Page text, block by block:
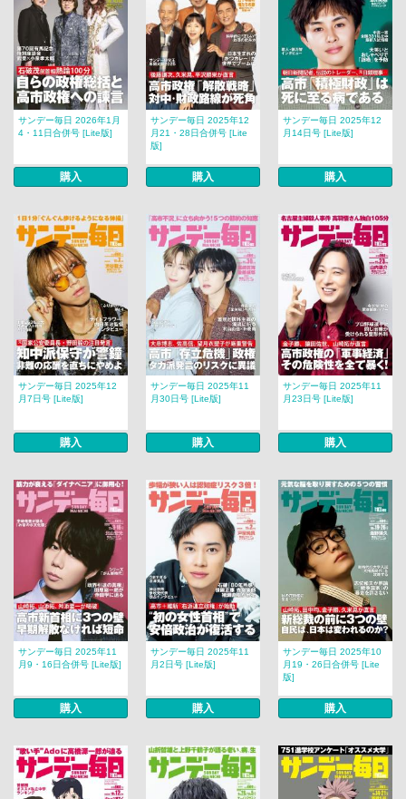
サンデー毎日 2026年1月
4・11日合併号 [Lite版]
購入
サンデー毎日 2025年12
月21・28日合併号 [Lite
版]
購入
サンデー毎日 2025年12
月14日号 [Lite版]
購入
サンデー毎日 2025年12
月7日号 [Lite版]
購入
サンデー毎日 2025年11
月30日号 [Lite版]
購入
サンデー毎日 2025年11
月23日号 [Lite版]
購入
サンデー毎日 2025年11
月9・16日合併号 [Lite版]
購入
サンデー毎日 2025年11
月2日号 [Lite版]
購入
サンデー毎日 2025年10
月19・26日合併号 [Lite
版]
購入